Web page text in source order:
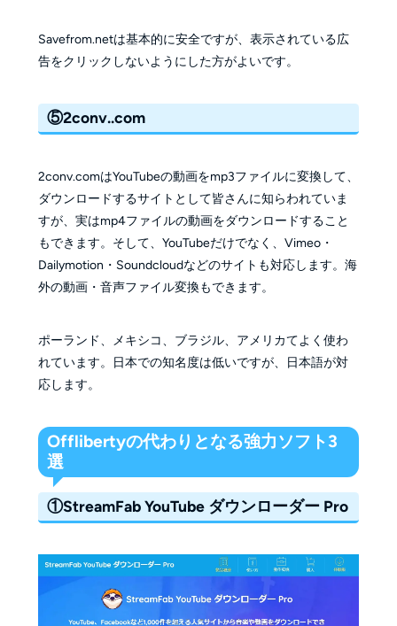
Savefrom.netは基本的に安全ですが、表示されている広
告をクリックしないようにした方がよいです。
⑤2conv..com
2conv.comはYouTubeの動画をmp3ファイルに変換して、
ダウンロードするサイトとして皆さんに知らわれていま
すが、実はmp4ファイルの動画をダウンロードすること
もできます。そして、YouTubeだけでなく、Vimeo・
Dailymotion・Soundcloudなどのサイトも対応します。海
外の動画・音声ファイル変換もできます。
ポーランド、メキシコ、ブラジル、アメリカてよく使わ
れています。日本での知名度は低いですが、日本語が対
応します。
Offlibertyの代わりとなる強力ソフト3
選
①StreamFab YouTube ダウンローダー Pro